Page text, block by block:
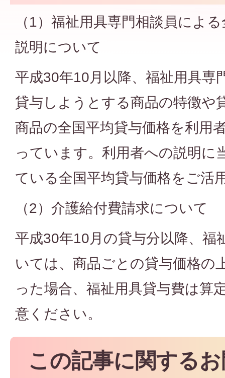
（1）福祉用具専門相談員によ
説明について
平成30年10月以降、福祉用具専
貸与しようとする商品の特徴や
商品の全国平均貸与価格を利用
っています。利用者への説明に
ている全国平均貸与価格をご活
（2）介護給付費請求について
平成30年10月の貸与分以降、福
いては、商品ごとの貸与価格の
った場合、福祉用具貸与費は算
意ください。
この記事に関する